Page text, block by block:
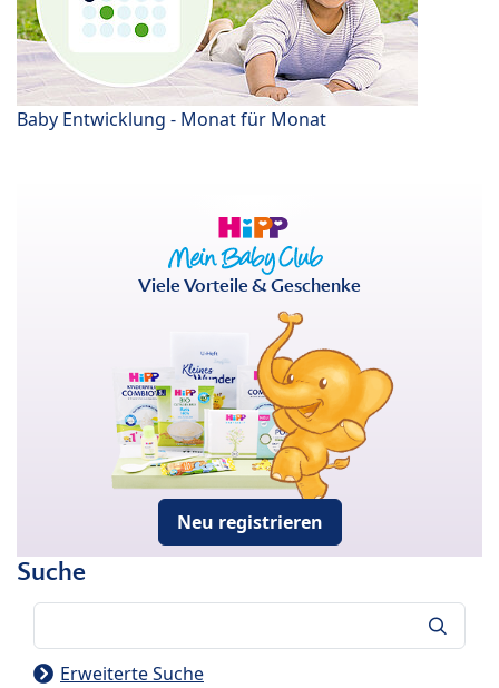
Baby Entwicklung - Monat für Monat
Viele Vorteile & Geschenke
Neu registrieren
Suche
Erweiterte Suche